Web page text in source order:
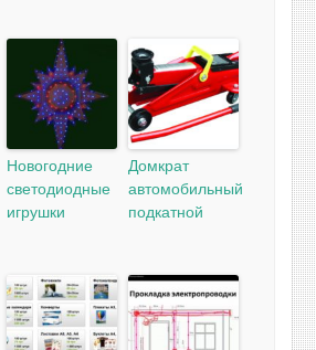
Новогодние
светодиодные
игрушки
Домкрат
автомобильный
подкатной